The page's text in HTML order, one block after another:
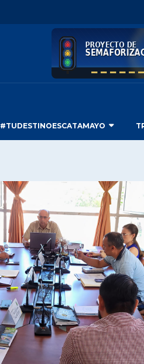
#TUDESTINOESCATAMAYO